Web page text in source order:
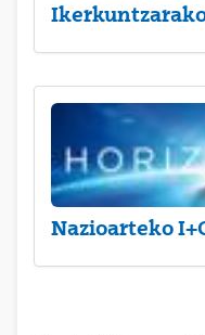
Nazioarteko